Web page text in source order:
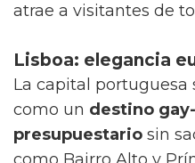
atrae a visitantes de
Lisboa: elegancia
La capital portuguesa
como un destino
presupuestario sin